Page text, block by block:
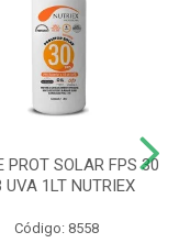
PROT SOLAR FPS 30
UVA 1LT NUTRIEX
Código: 8558